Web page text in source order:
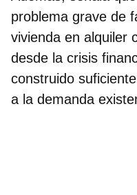
problema grave de
vivienda en alquiler
desde la crisis
construido
a la demanda